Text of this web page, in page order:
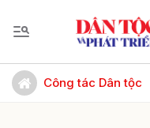
Công tác Dân tộc
Gửi bình luận